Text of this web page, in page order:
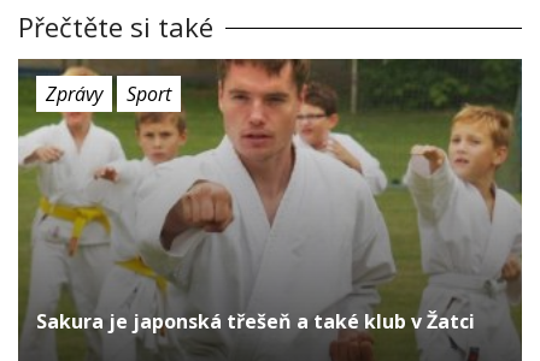
Přečtěte si také
Zprávy Sport
Sakura je japonská třešeň a také klub v Žatci